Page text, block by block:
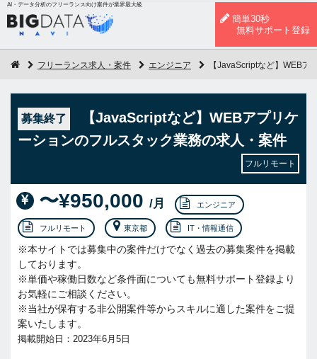
AI・データ分析のフリーランス向け案件が業界最大級
簡単30秒
無料サポート登録
フリーランス求人・案件 エンジニア 【JavaScriptなど】WEB
募集終了
【JavaScriptなど】WEBアプリケ
ーションのフルスタック業務の求人・案件
フルリモート
〜¥950,000 /月 エンジニア
フルリモート 東京都 IT・情報通信
※本サイトでは募集中の案件だけでなく過去の募集案件を掲載
しております。
※単価や稼働日数など条件面についても無料サポート登録より
お気軽にご相談ください。
※当社が保有する非公開案件等からスキルに適した案件をご提
案いたします。
掲載開始日：2023年6月5日